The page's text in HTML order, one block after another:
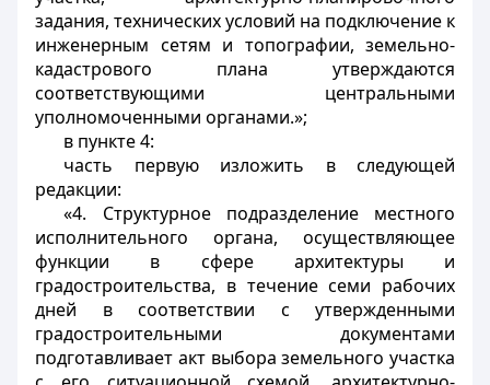
задания, технических условий на подключение к
инженерным сетям и топографии, земельно-
кадастрового плана утверждаются
соответствующими центральными
уполномоченными органами.»;
в пункте 4:
часть первую изложить в следующей
редакции:
«4. Структурное подразделение местного
исполнительного органа, осуществляющее
функции в сфере архитектуры и
градостроительства, в течение семи рабочих
дней в соответствии с утвержденными
градостроительными документами
подготавливает акт выбора земельного участка